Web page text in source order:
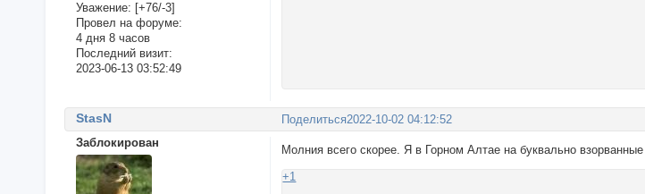
Уважение: [+76/-3]
Провел на форуме:
4 дня 8 часов
Последний визит:
2023-06-13 03:52:49
Поделиться2022-10-02 04:12:52
StasN
Заблокирован
Молния всего скорее. Я в Горном Алтае на буквально
+1